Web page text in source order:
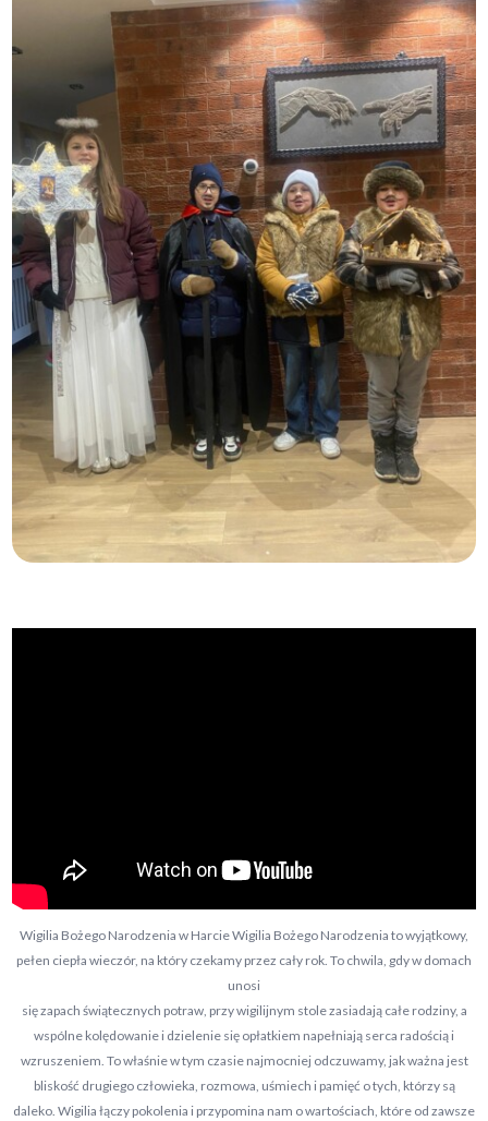
Wigilia Bożego Narodzenia w Harcie Wigilia Bożego Narodzenia to wyjątkowy,
pełen ciepła wieczór, na który czekamy przez cały rok. To chwila, gdy w domach
unosi
się zapach świątecznych potraw, przy wigilijnym stole zasiadają całe rodziny, a
wspólne kolędowanie i dzielenie się opłatkiem napełniają serca radością i
wzruszeniem. To właśnie w tym czasie najmocniej odczuwamy, jak ważna jest
bliskość drugiego człowieka, rozmowa, uśmiech i pamięć o tych, którzy są
daleko. Wigilia łączy pokolenia i przypomina nam o wartościach, które od zawsze